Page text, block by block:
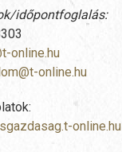
időpontfoglalás:
online.hu
online.hu
online.hu